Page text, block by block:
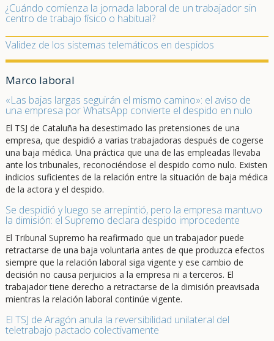
¿Cuándo comienza la jornada laboral de un trabajador sin
centro de trabajo físico o habitual?
Validez de los sistemas telemáticos en despidos
Marco laboral
«Las bajas largas seguirán el mismo camino»: el aviso de
una empresa por WhatsApp convierte el despido en nulo
El TSJ de Cataluña ha desestimado las pretensiones de una
empresa, que despidió a varias trabajadoras después de cogerse
una baja médica. Una práctica que una de las empleadas llevaba
ante los tribunales, reconociéndose el despido como nulo. Existen
indicios suficientes de la relación entre la situación de baja médica
de la actora y el despido.
Se despidió y luego se arrepintió, pero la empresa mantuvo
la dimisión: el Supremo declara despido improcedente
El Tribunal Supremo ha reafirmado que un trabajador puede
retractarse de una baja voluntaria antes de que produzca efectos
siempre que la relación laboral siga vigente y ese cambio de
decisión no causa perjuicios a la empresa ni a terceros. El
trabajador tiene derecho a retractarse de la dimisión preavisada
mientras la relación laboral continúe vigente.
El TSJ de Aragón anula la reversibilidad unilateral del
teletrabajo pactado colectivamente